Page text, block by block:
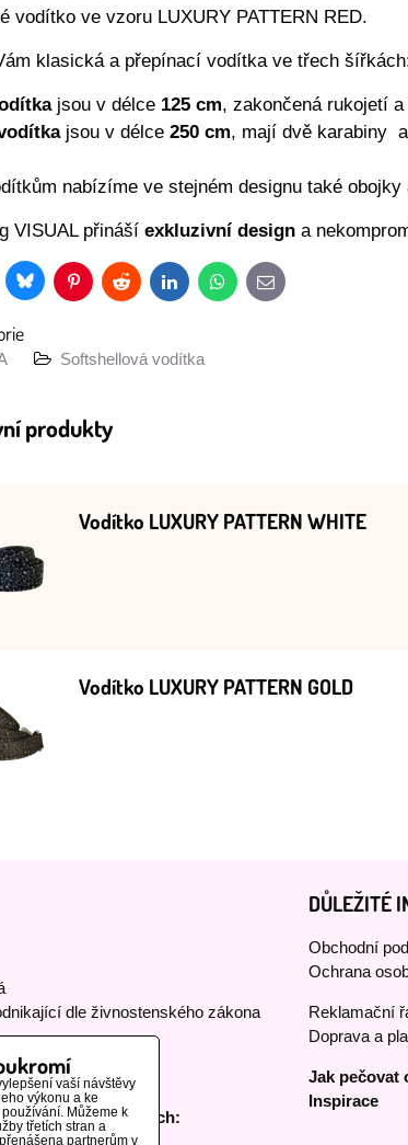
vodítko ve vzoru LUXURY PATTERN RED.
klasická a přepínací vodítka ve třech
jsou v délce 125 cm, zakončená rukojetí
jsou v délce 250 cm, mají dvě karabiny
nabízíme ve stejném designu také obojky
VISUAL přináší exkluzivní design a
BlueskyPinterestReddit LinkedInWhatsApp
E-
mail
Softshellová vodítka
produkty
Vodítko LUXURY PATTERN WHITE
Vodítko LUXURY PATTERN GOLD
dle živnostenského zákona
visual.com
440 464
sociálních sítích:
DŮLEŽITÉ
Obchodní
Ochrana
Reklamační
Doprava a
Jak pečovat
Inspirace
vaší návštěvy
výkonu a ke
Můžeme k
třetích stran a
partnerům v